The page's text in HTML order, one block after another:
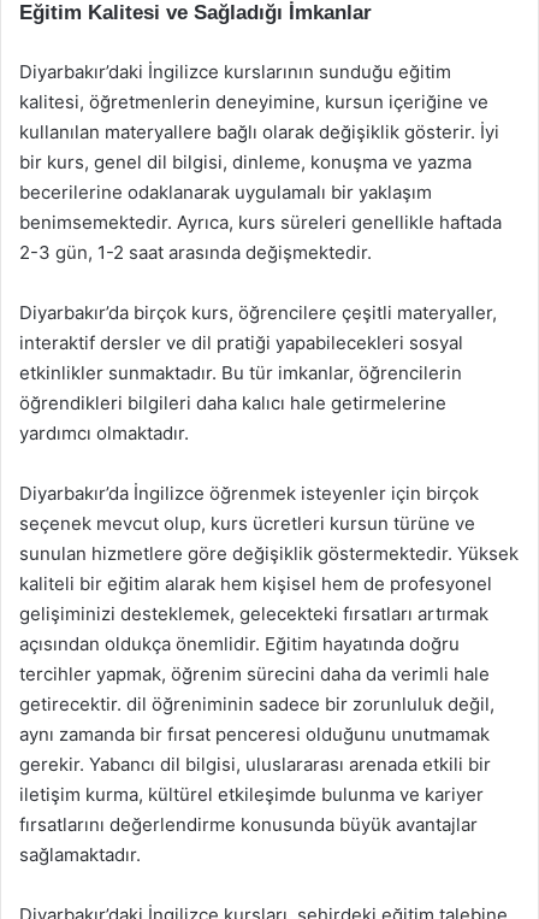
Eğitim Kalitesi ve Sağladığı İmkanlar
Diyarbakır’daki İngilizce kurslarının sunduğu eğitim
kalitesi, öğretmenlerin deneyimine, kursun içeriğine ve
kullanılan materyallere bağlı olarak değişiklik gösterir. İyi
bir kurs, genel dil bilgisi, dinleme, konuşma ve yazma
becerilerine odaklanarak uygulamalı bir yaklaşım
benimsemektedir. Ayrıca, kurs süreleri genellikle haftada
2-3 gün, 1-2 saat arasında değişmektedir.
Diyarbakır’da birçok kurs, öğrencilere çeşitli materyaller,
interaktif dersler ve dil pratiği yapabilecekleri sosyal
etkinlikler sunmaktadır. Bu tür imkanlar, öğrencilerin
öğrendikleri bilgileri daha kalıcı hale getirmelerine
yardımcı olmaktadır.
Diyarbakır’da İngilizce öğrenmek isteyenler için birçok
seçenek mevcut olup, kurs ücretleri kursun türüne ve
sunulan hizmetlere göre değişiklik göstermektedir. Yüksek
kaliteli bir eğitim alarak hem kişisel hem de profesyonel
gelişiminizi desteklemek, gelecekteki fırsatları artırmak
açısından oldukça önemlidir. Eğitim hayatında doğru
tercihler yapmak, öğrenim sürecini daha da verimli hale
getirecektir. dil öğreniminin sadece bir zorunluluk değil,
aynı zamanda bir fırsat penceresi olduğunu unutmamak
gerekir. Yabancı dil bilgisi, uluslararası arenada etkili bir
iletişim kurma, kültürel etkileşimde bulunma ve kariyer
fırsatlarını değerlendirme konusunda büyük avantajlar
sağlamaktadır.